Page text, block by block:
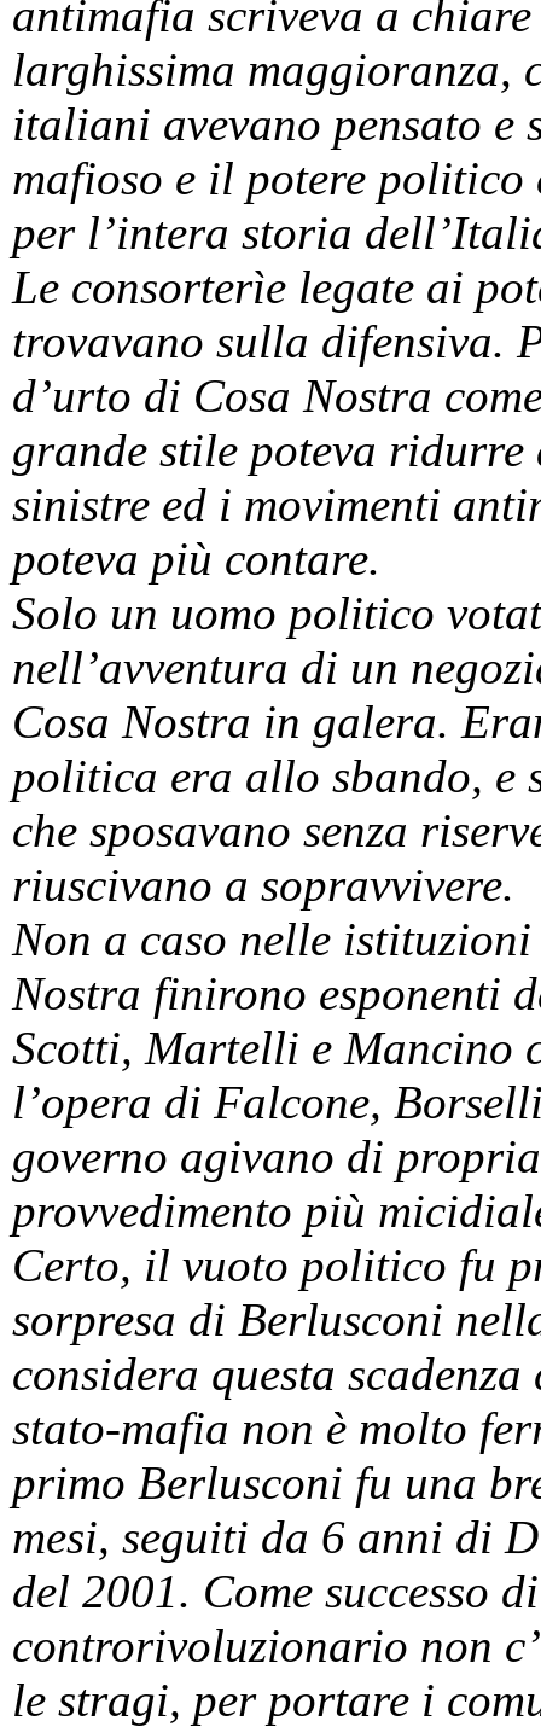
antimafia scriveva a
larghissima maggioranza,
italiani avevano pensato e
mafioso e il potere
per l’intera storia
Le consorterìe legate ai
trovavano sulla difensiva.
d’urto di Cosa Nostra
grande stile poteva
sinistre ed i movimenti
poteva più contare.
Solo un uomo politico
nell’avventura di un
Cosa Nostra in galera.
politica era allo sbando, e
che sposavano senza
riuscivano a sopravvivere.
Non a caso nelle
Nostra finirono esponenti
Scotti, Martelli e Mancino
l’opera di Falcone,
governo agivano di
provvedimento più
Certo, il vuoto politico fu
sorpresa di Berlusconi
considera questa
stato-mafia non è molto
primo Berlusconi fu una
mesi, seguiti da 6 anni di
del 2001. Come successo
controrivoluzionario non
le stragi, per portare i